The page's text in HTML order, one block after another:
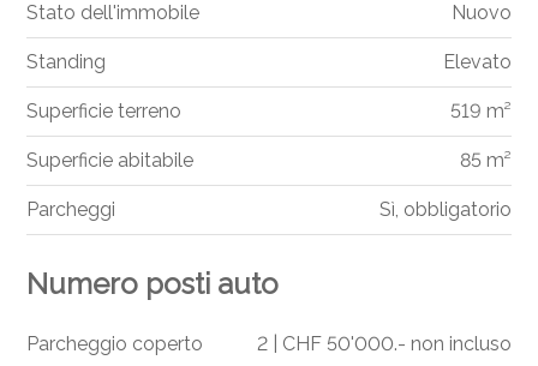
Stato dell'immobile Nuovo
Standing Elevato
Superficie terreno 519 m²
Superficie abitabile 85 m²
Parcheggi Sì, obbligatorio
Numero posti auto
Parcheggio coperto 2 | CHF 50'000.- non incluso